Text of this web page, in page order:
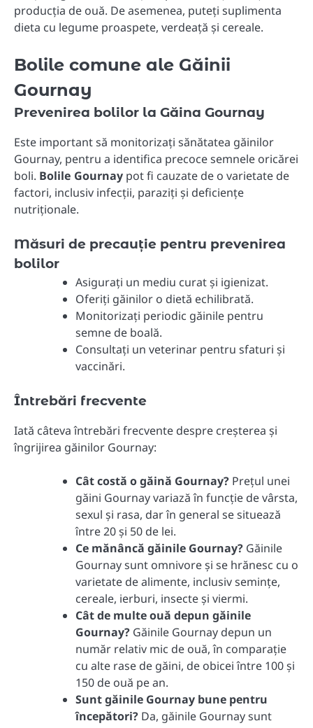
producția de ouă. De asemenea, puteți suplimenta
dieta cu legume proaspete, verdeață și cereale.
Bolile comune ale Găinii
Gournay
Prevenirea bolilor la Găina Gournay
Este important să monitorizați sănătatea găinilor
Gournay, pentru a identifica precoce semnele oricărei
boli. Bolile Gournay pot fi cauzate de o varietate de
factori, inclusiv infecții, paraziți și deficiențe
nutriționale.
Măsuri de precauție pentru prevenirea
bolilor
Asigurați un mediu curat și igienizat.
Oferiți găinilor o dietă echilibrată.
Monitorizați periodic găinile pentru
semne de boală.
Consultați un veterinar pentru sfaturi și
vaccinări.
Întrebări frecvente
Iată câteva întrebări frecvente despre creşterea şi
îngrijirea găinilor Gournay:
Cât costă o găină Gournay? Preţul unei
găini Gournay variază în funcţie de vârsta,
sexul şi rasa, dar în general se situează
între 20 şi 50 de lei.
Ce mănâncă găinile Gournay? Găinile
Gournay sunt omnivore şi se hrănesc cu o
varietate de alimente, inclusiv seminţe,
cereale, ierburi, insecte şi viermi.
Cât de multe ouă depun găinile
Gournay? Găinile Gournay depun un
număr relativ mic de ouă, în comparaţie
cu alte rase de găini, de obicei între 100 şi
150 de ouă pe an.
Sunt găinile Gournay bune pentru
începători? Da, găinile Gournay sunt